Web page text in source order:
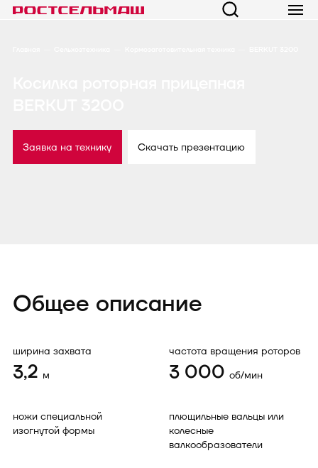
Заявка на технику Скачать презентацию
Общее описание
ширина захвата
3,2 м
частота вращения роторов
3 000 об/мин
ножи специальной
изогнутой формы
плющильные вальцы или
колесные
валкообразователи